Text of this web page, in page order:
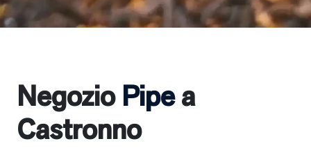
Negozio Pipea
Castronno